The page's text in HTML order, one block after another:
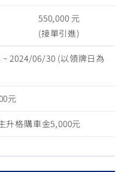
550,000 元
(接單引進)
2024/06/30 (以領牌日為
元
升格購車金5,000元